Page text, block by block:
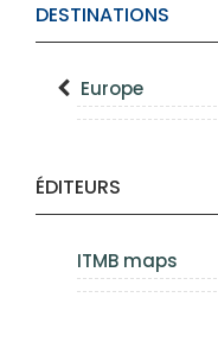
DESTINATIONS
Europe
ÉDITEURS
ITMB maps